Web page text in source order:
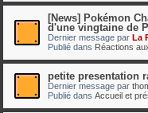
[News] Pokémon
d'une vingtaine de
Dernier message par La
Publié dans Réactions
petite presentation
Dernier message par
Publié dans Accueil et